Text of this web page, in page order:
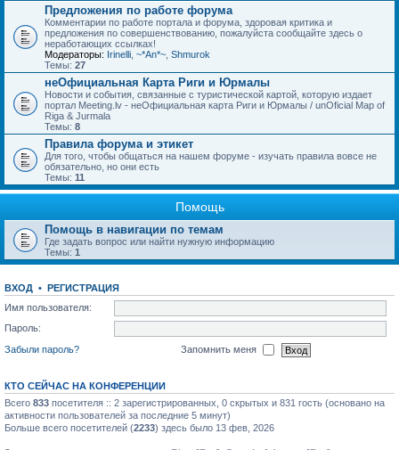
Предложения по работе форума
Комментарии по работе портала и форума, здоровая критика и
предложения по совершенствованию, пожалуйста сообщайте здесь о
неработающих ссылках!
Модераторы: Irinelli ~*An*~ Shmurok
Темы: 27
неОфициальная Карта Риги и Юрмалы
Новости и события, связанные с туристической картой, которую издает
портал Meeting.lv - неОфициальная карта Риги и Юрмалы / unOficial Map of
Riga & Jurmala
Темы: 8
Правила форума и этикет
Для того, чтобы общаться на нашем форуме - изучать правила вовсе не
обязательно, но они есть
Темы: 11
Помощь
Помощь в навигации по темам
Где задать вопрос или найти нужную информацию
Темы: 1
ВХОД •
РЕГИСТРАЦИЯ
Имя пользователя:
Пароль:
Забыли пароль?
Запомнить меня
КТО СЕЙЧАС НА КОНФЕРЕНЦИИ
Всего 833 посетителя :: 2 зарегистрированных, 0 скрытых и 831 гость (основано на
активности пользователей за последние 5 минут)
Больше всего посетителей (2233) здесь было 13 фев, 2026